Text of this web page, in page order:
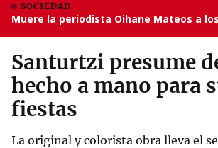
SOCIEDAD
Muere la periodista Oihane Mateos a
Santurtzi presume
hecho a mano para
fiestas
La original y colorista obra lleva el